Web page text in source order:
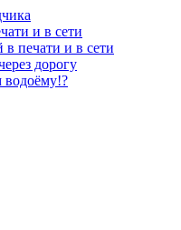
и в сети
печати и в сети
дорогу